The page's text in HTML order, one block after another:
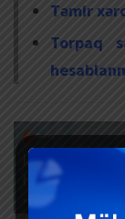
Təmir
Torpaq